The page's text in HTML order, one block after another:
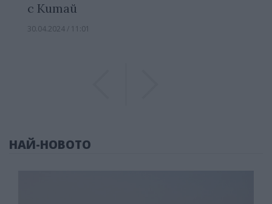
с Китай
30.04.2024 / 11:01
НАЙ-НОВОТО